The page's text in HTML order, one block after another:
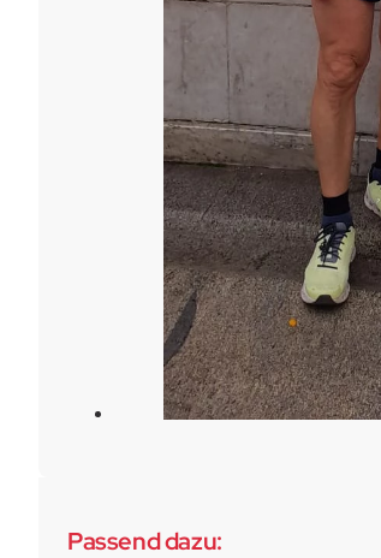
Passend dazu: